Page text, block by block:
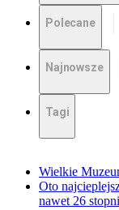
Polecane
Najnowsze
Tagi
Wielkie
Oto
nawet 26 stopni